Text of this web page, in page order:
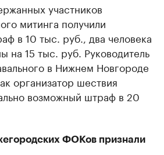
участников
митинга получили
в 10 тыс. руб., два человека
на 15 тыс. руб. Руководитель
в Нижнем Новгороде
организатор шествия
возможный штраф в 20
ФОКов признали